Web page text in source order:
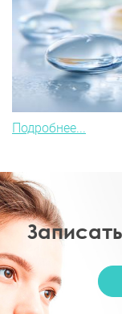
Подробнее...